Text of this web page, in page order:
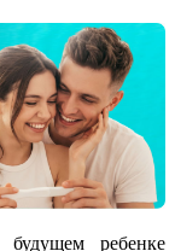
будущем ребенке